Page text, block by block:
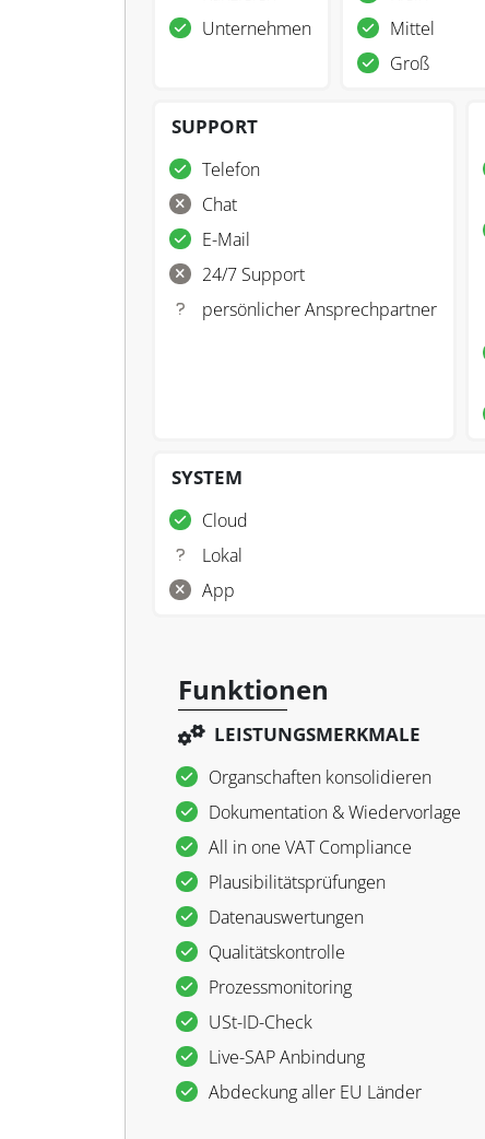
Unternehmen
Mittel
Groß
SUPPORT
Telefon
Chat
E-Mail
24/7 Support
persönlicher Ansprechpartner
SYSTEM
Cloud
Lokal
App
Funktionen
LEISTUNGSMERKMALE
Organschaften konsolidieren
Dokumentation & Wiedervorlage
All in one VAT Compliance
Plausibilitätsprüfungen
Datenauswertungen
Qualitätskontrolle
Prozessmonitoring
USt-ID-Check
Live-SAP Anbindung
Abdeckung aller EU Länder